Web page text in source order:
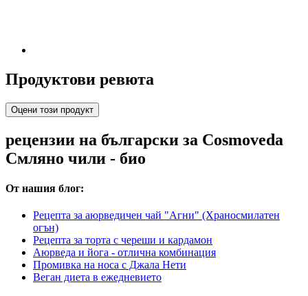
Продуктови ревюта
Оцени този продукт
рецензии на български за Cosmoveda
Смляно чили - био
От нашия блог:
Рецепта за аюрведичен чай "Агни" (Храносмилатен
огън)
Рецепта за торта с череши и кардамон
Аюрведа и йога - отлична комбинация
Промивка на носа с Джала Нети
Веган диета в ежедневието